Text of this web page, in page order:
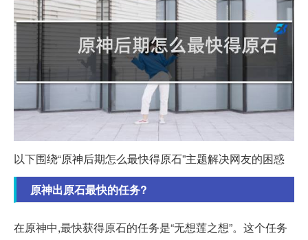
以下围绕“原神后期怎么最快得原石”主题解决网友的困惑
原神出原石最快的任务?
在原神中,最快获得原石的任务是“无想莲之想”。这个任务